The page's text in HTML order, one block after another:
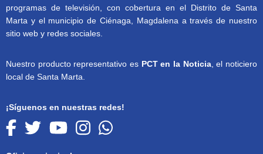
programas de televisión, con cobertura en el Distrito de Santa
Marta y el municipio de Ciénaga, Magdalena a través de nuestro
sitio web y redes sociales.
Nuestro producto representativo es PCT en la Noticia, el noticiero
local de Santa Marta.
¡Síguenos en nuestras redes!